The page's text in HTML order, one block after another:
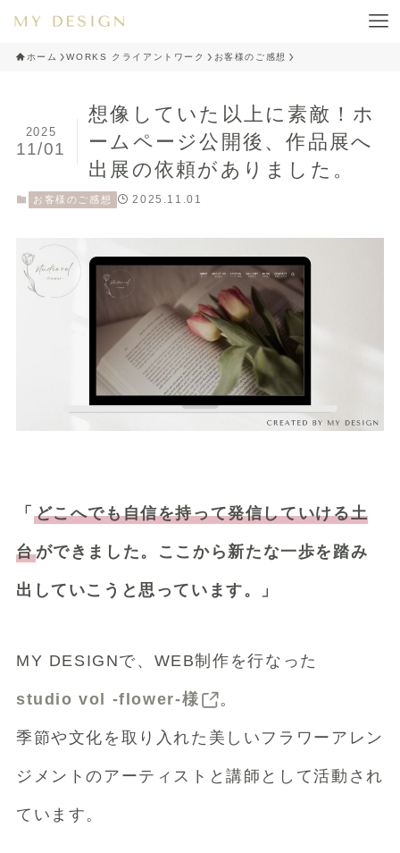
ホーム WORKS クライアントワーク お客様のご感想
想像していた以上に素敵！ホ
ームページ公開後、作品展へ
出展の依頼がありました。
2025
11/01
お客様のご感想 2025.11.01
「 どこへでも自信を持って発信していける土
台ができました。 ここから新たな一歩を踏み
出していこうと思っています。」
MY DESIGNで、WEB制作を行なった
studio vol -flower-様 。
季節や文化を取り入れた美しいフラワーアレン
ジメントのアーティストと講師として活動され
ています。